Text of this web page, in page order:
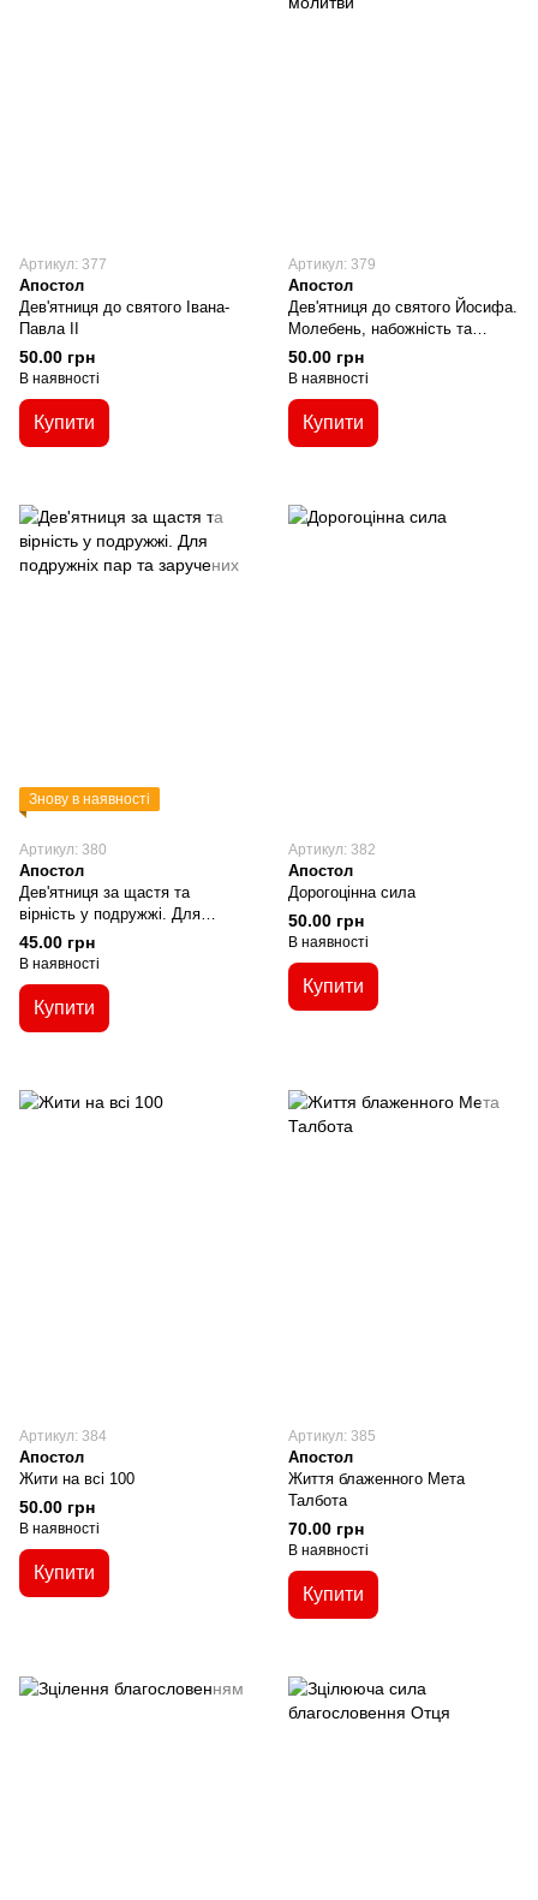
Артикул: 377
Апостол
Дев'ятниця до святого Івана-
Павла ІІ
50.00 грн
В наявності
Купити
Артикул: 379
Апостол
Дев'ятниця до святого Йосифа.
Молебень, набожність та
різноманітні молитви
50.00 грн
В наявності
Купити
Знову в наявності
Артикул: 380
Апостол
Дев'ятниця за щастя та
вірність у подружжі. Для
подружніх пар та заручених
45.00 грн
В наявності
Купити
Артикул: 382
Апостол
Дорогоцінна сила
50.00 грн
В наявності
Купити
Артикул: 384
Апостол
Жити на всі 100
50.00 грн
В наявності
Купити
Артикул: 385
Апостол
Життя блаженного Мета
Талбота
70.00 грн
В наявності
Купити